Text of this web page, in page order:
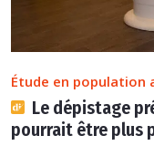
Étude en population
Le dépistage
pourrait être plus